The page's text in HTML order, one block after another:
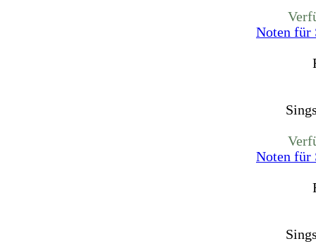
Noten für
Noten für